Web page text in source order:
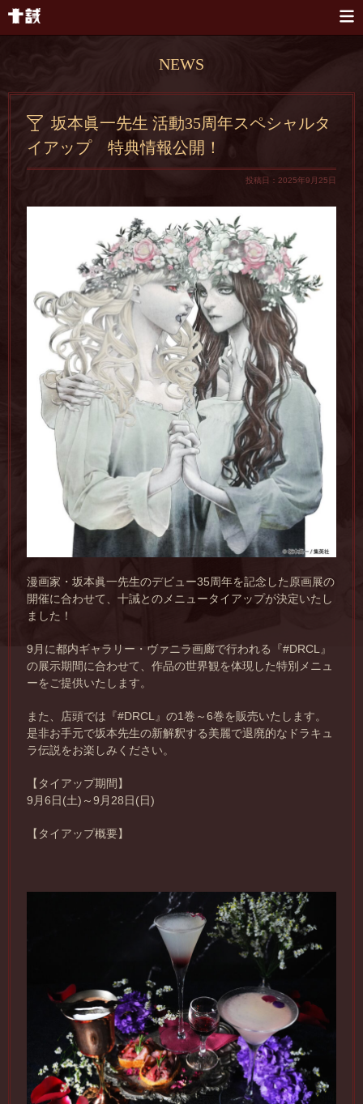
NEWS
坂本眞一先生 活動35周年スペシャルタ
イアップ 特典情報公開！
投稿日：2025年9月25日
漫画家・坂本眞一先生のデビュー35周年を記念した原画展の
開催に合わせて、十誡とのメニュータイアップが決定いたし
ました！
9月に都内ギャラリー・ヴァニラ画廊で行われる『#DRCL』
の展示期間に合わせて、作品の世界観を体現した特別メニュ
ーをご提供いたします。
また、店頭では『#DRCL』の1巻～6巻を販売いたします。
是非お手元で坂本先生の新解釈する美麗で退廃的なドラキュ
ラ伝説をお楽しみください。
【タイアップ期間】
9月6日(土)～9月28日(日)
【タイアップ概要】